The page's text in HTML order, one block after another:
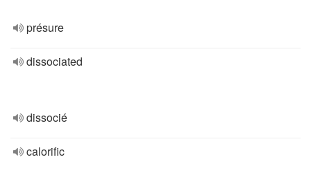
présure
dissociated
dissocié
calorific